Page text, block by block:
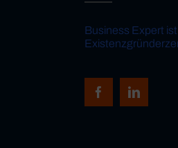
Business Expert